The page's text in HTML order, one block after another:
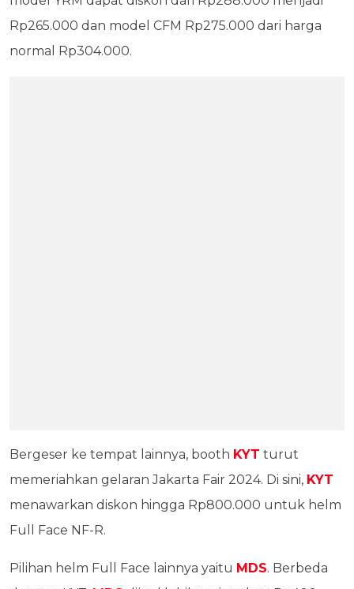
Rp265.000 dan model CFM Rp275.000 dari harga
normal Rp304.000.
Bergeser ke tempat lainnya, booth KYT turut
memeriahkan gelaran Jakarta Fair 2024. Di sini, KYT
menawarkan diskon hingga Rp800.000 untuk helm
Full Face NF-R.
Pilihan helm Full Face lainnya yaitu MDS. Berbeda